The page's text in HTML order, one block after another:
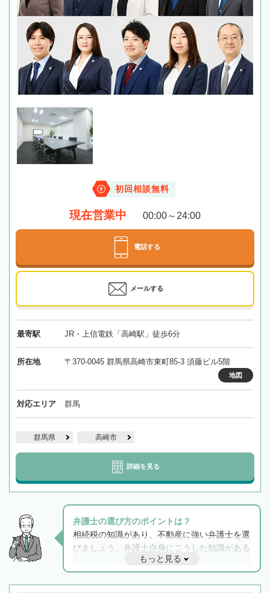
初回相談無料
現在営業中 00:00～24:00
電話する
メールする
最寄駅 JR・上信電鉄「高崎駅」徒歩6分
所在地 〒370-0045 群馬県高崎市東町85-3 須藤ビル5階
地図
対応エリア 群馬
群馬県 高崎市
詳細を見る
弁護士の選び方のポイントは？
相続税の知識があり、不動産に強い弁護士を選
びましょう。弁護士自身にこうした知識がある
と他士業との連携もスムーズに進み、トラブル
解決のみならず相続をトータルで任せることが
できます。また、相続は感情がからむ分野なの
もっと見る